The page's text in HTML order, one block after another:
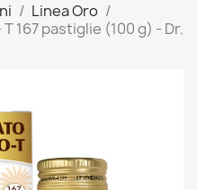
Linea Oro
T 167 pastiglie (100 g) - Dr.